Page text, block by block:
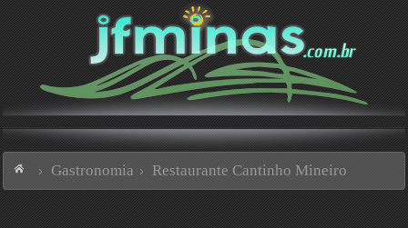
Gastronomia Restaurante Cantinho Mineiro